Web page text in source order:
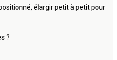
élargir petit à petit pour
?